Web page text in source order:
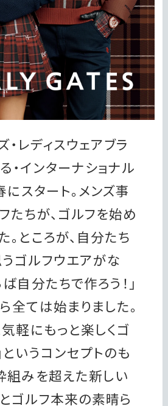
・レディスウェアブラ
・インターナショナル
スタート。メンズ事
たちが、ゴルフを始め
。ところが、⾃分たち
ゴルフウエアがな
⾃分たちで作ろう！」
全ては始まりました。
気軽にもっと楽しくゴ
というコンセプトのも
組みを超えた新しい
ゴルフ本来の素晴ら